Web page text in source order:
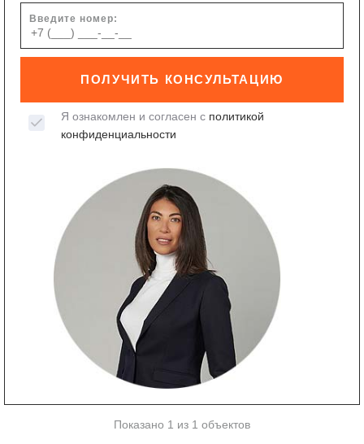
Введите номер:
ПОЛУЧИТЬ КОНСУЛЬТАЦИЮ
Я ознакомлен и согласен с политикой
конфиденциальности
Показано 1 из 1 объектов